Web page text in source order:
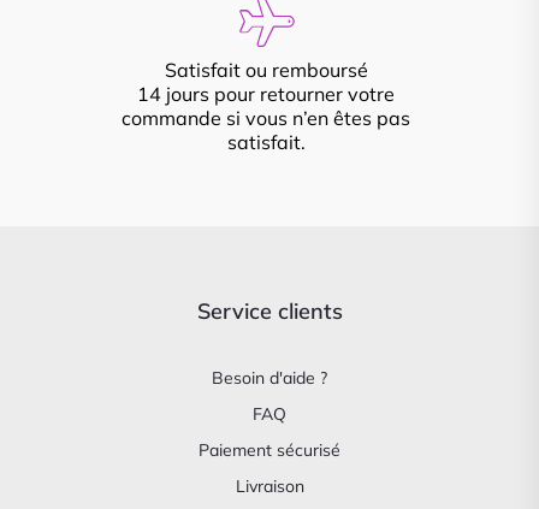
Satisfait ou remboursé
14 jours pour retourner votre
commande si vous n’en êtes pas
satisfait.
Service clients
Besoin d'aide ?
FAQ
Paiement sécurisé
Livraison